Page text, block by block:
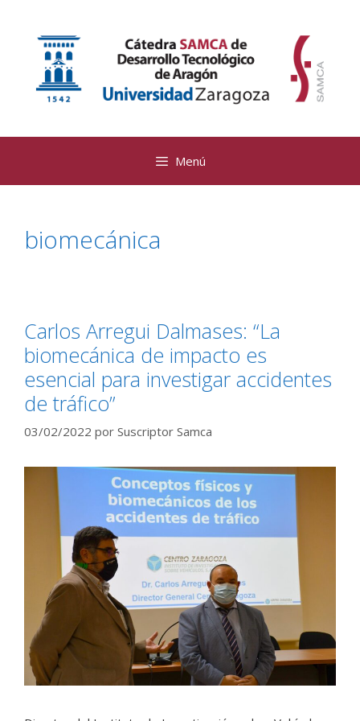
contenido
Menú
biomecánica
Carlos Arregui Dalmases: “La
biomecánica de impacto es
esencial para investigar accidentes
de tráfico”
03/02/2022 por Suscriptor Samca